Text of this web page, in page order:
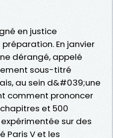
en justice
En janvier
dérangé, appelé
sous-titré
au sein d&#039;une
comment prononcer
et 500
sur des
Paris V et les